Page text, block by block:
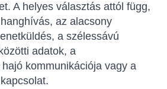
A helyes választás attól függ,
az alacsony
a szélessávú
adatok, a
kommunikációja vagy a